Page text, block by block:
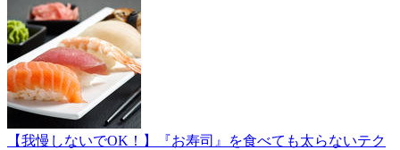
【我慢しないでOK！】『お寿司』を食べても太らないテク